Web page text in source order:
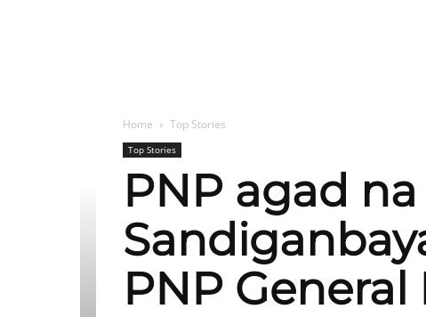
Home Top Stories
Top Stories
PNP agad
PNP General